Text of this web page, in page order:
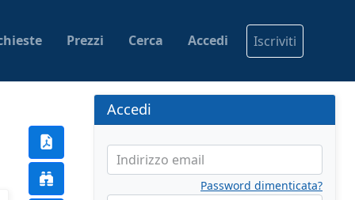
Prezzi Cerca Accedi Iscriviti
Accedi
Indirizzo email
Password dimenticata?